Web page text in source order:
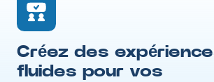
Créez des
fluides pour vos